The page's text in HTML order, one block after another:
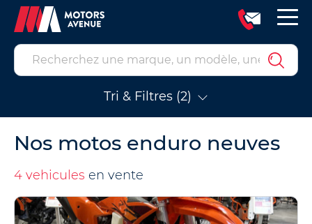
Tri & Filtres (2)
Nos motos enduro neuves
4 vehicules en vente